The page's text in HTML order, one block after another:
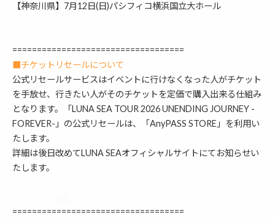
【神奈川県】7月12日(日)パシフィコ横浜国立大ホール
===================================
■チケットリセールについて
公式リセールサービスはイベントに行けなくなった人がチケット
を手放せ、行きたい人がそのチケットを定価で購入出来る仕組み
となります。「LUNA SEA TOUR 2026 UNENDING JOURNEY -
FOREVER-」の公式リセールは、「AnyPASS STORE」を利用い
たします。
詳細は後日改めてLUNA SEAオフィシャルサイトにてお知らせい
たします。
===================================